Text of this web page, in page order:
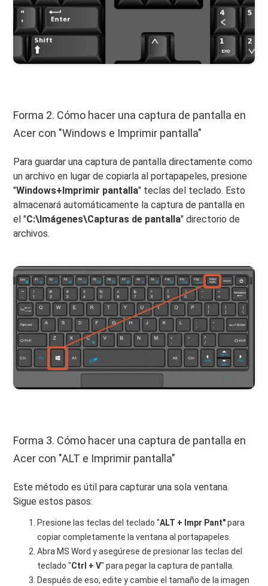
Forma 2. Cómo hacer una captura de pantalla en
Acer con "Windows e Imprimir pantalla"
Para guardar una captura de pantalla directamente como
un archivo en lugar de copiarla al portapapeles, presione
"Windows+Imprimir pantalla" teclas del teclado. Esto
almacenará automáticamente la captura de pantalla en
el "C:\Imágenes\Capturas de pantalla" directorio de
archivos.
Forma 3. Cómo hacer una captura de pantalla en
Acer con "ALT e Imprimir pantalla"
Este método es útil para capturar una sola ventana.
Sigue estos pasos:
Presione las teclas del teclado "ALT + Impr Pant"para
copiar completamente la ventana al portapapeles.
Abra MS Word y asegúrese de presionar las teclas del
teclado "Ctrl + V" para pegar la captura de pantalla.
Después de eso, edite y cambie el tamaño de la imagen